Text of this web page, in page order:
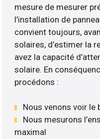
mesure de mesurer
l’installation de
convient toujours,
solaires, d’estimer la
avez la capacité
solaire. En
procédons :
Nous venons voir le
Nous mesurons
maximal